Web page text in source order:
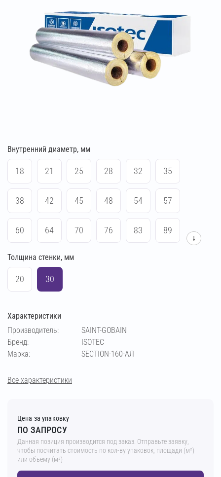
Внутренний диаметр, мм
18 21 25 28 32 35
38 42 45 48 54 57
60 64 70 76 83 89
102 108
169 194
↓
Толщина стенки, мм
20 30
Характеристики
Производитель:
SAINT-GOBAIN
Бренд:
ISOTEC
Марка:
SECTION-160-АЛ
Все характеристики
Цена за упаковку
ПО ЗАПРОСУ
Данная позиция производится под заказ. Отправьте заявку,
чтобы посчитать стоимость по кол-ву упаковок, площади (м²)
или объему (м³)